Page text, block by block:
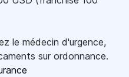
le médecin d'urgence,
sur ordonnance.